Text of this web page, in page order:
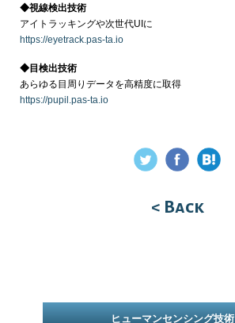
◆視線検出技術
アイトラッキングや次世代UIに
https://eyetrack.pas-ta.io
◆目検出技術
あらゆる目周りデータを高精度に取得
https://pupil.pas-ta.io
< Back
ヒューマンセンシング技術